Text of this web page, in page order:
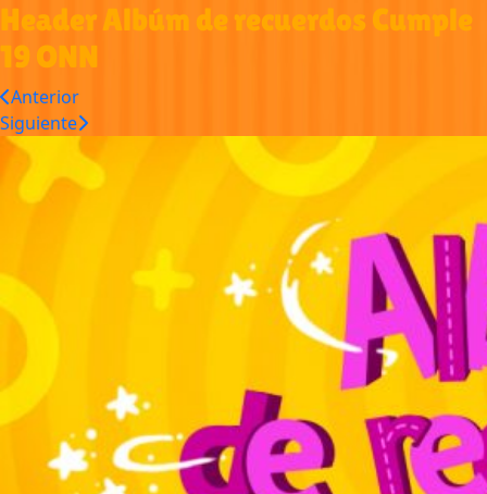
Header Albúm de recuerdos Cumple
19 ONN
Anterior
Siguiente